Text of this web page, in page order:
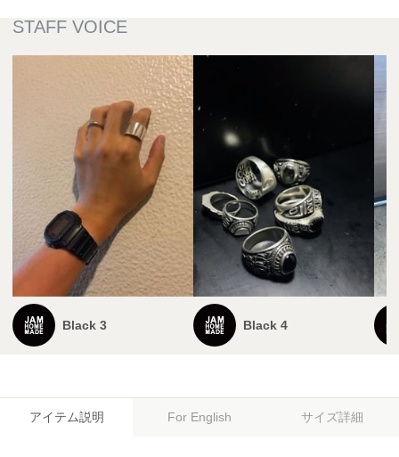
Black 3 Black 4
アイテム説明 For English サイズ詳細